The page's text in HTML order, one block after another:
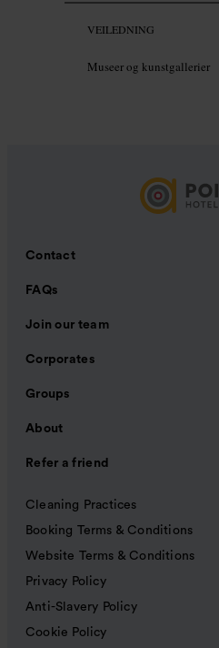
VEILEDNING
Museer og kunstgallerier
Contact
FAQs
Join our team
Corporates
Groups
About
Refer a friend
Cleaning Practices
Booking Terms & Conditions
Website Terms & Conditions
Privacy Policy
Anti-Slavery Policy
Cookie Policy